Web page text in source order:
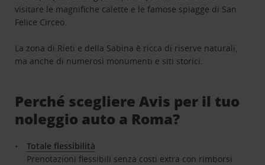
visitare le magnifiche calette e le famose spiagge di San
Felice Circeo.
La zona di Rieti e della Sabina è ricca di riserve naturali,
ma anche di numerosi monumenti e siti storici.
Perché scegliere Avis per il tuo
noleggio auto a Roma?
Totale flessibilità
Prenotazioni flessibili senza costi extra con rimborsi